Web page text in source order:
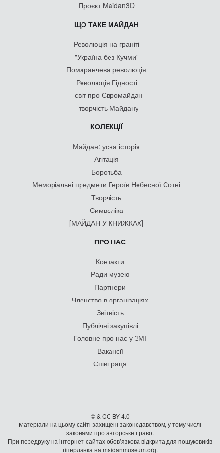
Проєкт Maidan3D
ЩО ТАКЕ МАЙДАН
Революція на граніті
"Україна без Кучми"
Помаранчева революція
Революція Гідності
- світ про Євромайдан
- творчість Майдану
КОЛЕКЦІЇ
Майдан: усна історія
Агітація
Боротьба
Меморіальні предмети Героїв Небесної Сотні
Творчість
Символіка
[МАЙДАН У КНИЖКАХ]
ПРО НАС
Контакти
Ради музею
Партнери
Членство в організаціях
Звітність
Публічні закупівлі
Головне про нас у ЗМІ
Вакансії
Співпраця
© & CC BY 4.0
Матеріали на цьому сайті захищені законодавством, у тому числі
законами про авторське право.
При передруку на iнтернет-сайтах обов’язкова відкрита для пошуковиків
гiперланка на maidanmuseum.org.